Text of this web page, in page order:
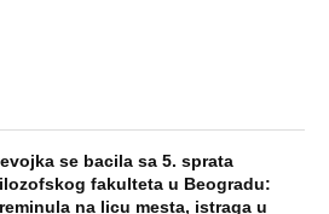
se bacila sa 5. sprata
fakulteta u Beogradu:
na licu mesta, istraga u